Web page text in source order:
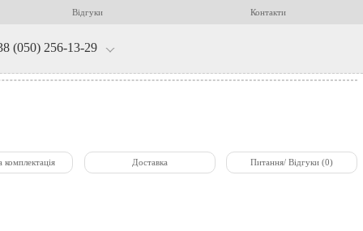
Відгуки Контакти
(050) 256-13-29
комплектація Доставка Питання/ Відгуки (0)